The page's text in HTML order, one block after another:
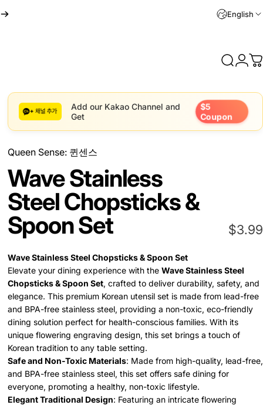
English
Search
Add our Kakao Channel and
Get
$5
Coupon
Queen Sense: 퀸센스
Wave Stainless
Steel Chopsticks &
Spoon Set
$3.99
Wave Stainless Steel Chopsticks & Spoon Set
Elevate your dining experience with the Wave Stainless Steel
Chopsticks & Spoon Set, crafted to deliver durability, safety, and
elegance. This premium Korean utensil set is made from lead-free
and BPA-free stainless steel, providing a non-toxic, eco-friendly
dining solution perfect for health-conscious families. With its
unique flowering engraving design, this set brings a touch of
Korean tradition to any table setting.
Safe and Non-Toxic Materials: Made from high-quality, lead-free,
and BPA-free stainless steel, this set offers safe dining for
everyone, promoting a healthy, non-toxic lifestyle.
Elegant Traditional Design: Featuring an intricate flowering